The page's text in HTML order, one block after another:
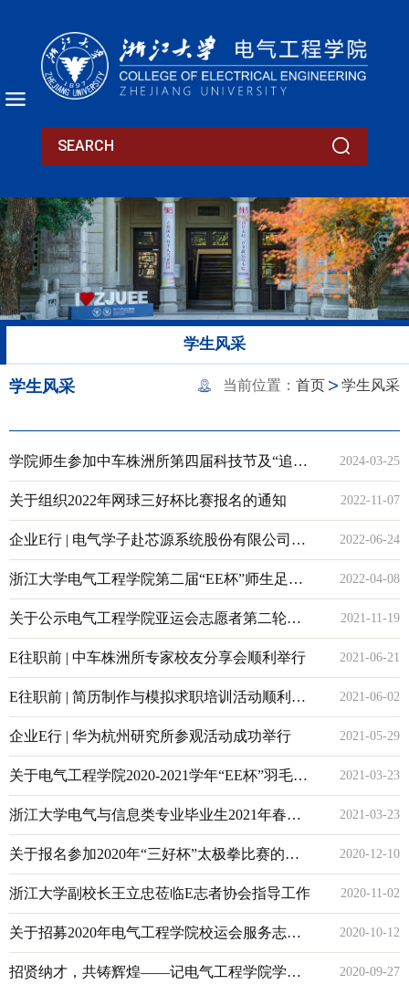
学生风采
当前位置： 首页 学生风采
学生风采
学院师生参加中车株洲所第四届科技节及“追光
体验营”系列活动
2024-03-25
关于组织2022年网球三好杯比赛报名的通知 2022-11-07
企业E行 | 电气学子赴芯源系统股份有限公司
（MPS）参观学习
2022-06-24
浙江大学电气工程学院第二届“EE杯”师生足球
交流赛圆满落幕
2022-04-08
关于公示电气工程学院亚运会志愿者第二轮推
荐面试名单通知
2021-11-19
E往职前 | 中车株洲所专家校友分享会顺利举行 2021-06-21
E往职前 | 简历制作与模拟求职培训活动顺利举
行
2021-06-02
企业E行 | 华为杭州研究所参观活动成功举行 2021-05-29
关于电气工程学院2020-2021学年“EE杯”羽毛球
赛的通知
2021-03-23
浙江大学电气与信息类专业毕业生2021年春季
招聘会顺利举行
2021-03-23
关于报名参加2020年“三好杯”太极拳比赛的通
知
2020-12-10
浙江大学副校长王立忠莅临E志者协会指导工作 2020-11-02
关于招募2020年电气工程学院校运会服务志愿
者的通知
2020-10-12
招贤纳才，共铸辉煌——记电气工程学院学生 2020-09-27